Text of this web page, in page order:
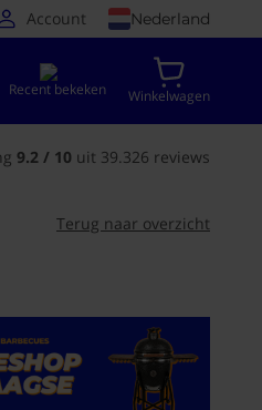
Account Nederland
Recent bekeken Winkelwagen
9.2 / 10 uit 39.326 reviews
Terug naar overzicht